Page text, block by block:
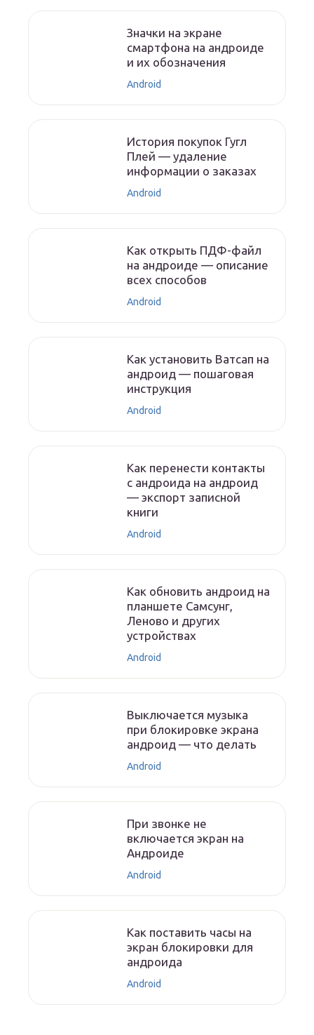
Значки на экране
смартфона на андроиде
и их обозначения
Android
История покупок Гугл
Плей — удаление
информации о заказах
Android
Как открыть ПДФ-файл
на андроиде — описание
всех способов
Android
Как установить Ватсап на
андроид — пошаговая
инструкция
Android
Как перенести контакты
с андроида на андроид
— экспорт записной
книги
Android
Как обновить андроид на
планшете Самсунг,
Леново и других
устройствах
Android
Выключается музыка
при блокировке экрана
андроид — что делать
Android
При звонке не
включается экран на
Андроиде
Android
Как поставить часы на
экран блокировки для
андроида
Android